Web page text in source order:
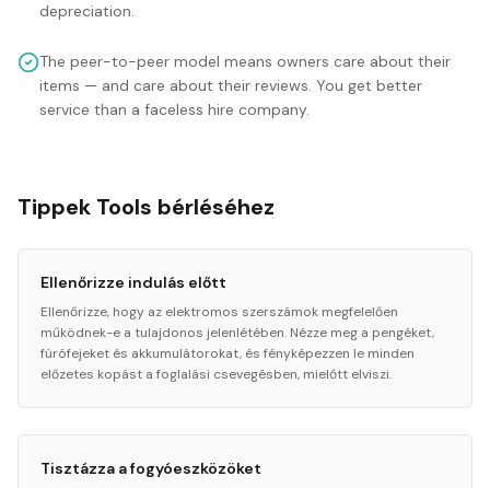
depreciation.
The peer-to-peer model means owners care about their
items — and care about their reviews. You get better
service than a faceless hire company.
Tippek Tools bérléséhez
Ellenőrizze indulás előtt
Ellenőrizze, hogy az elektromos szerszámok megfelelően
működnek-e a tulajdonos jelenlétében. Nézze meg a pengéket,
fúrófejeket és akkumulátorokat, és fényképezzen le minden
előzetes kopást a foglalási csevegésben, mielőtt elviszi.
Tisztázza a fogyóeszközöket